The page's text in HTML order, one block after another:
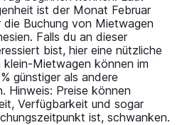
ist der Monat Februar
Buchung von Mietwagen
Falls du an dieser
bist, hier eine nützliche
Mietwagen können im
günstiger als andere
Hinweis: Preise können
Verfügbarkeit und sogar
ist, schwanken.